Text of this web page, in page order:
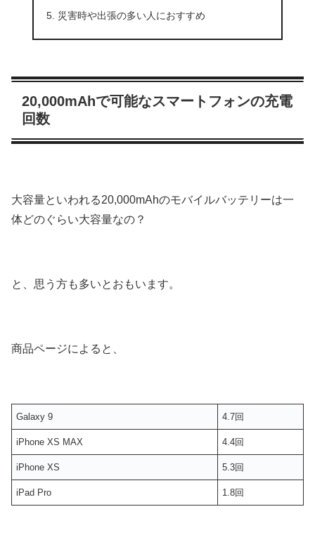
災害時や出張の多い人におすすめ
20,000mAhで可能なスマートフォンの充電
回数
大容量といわれる20,000mAhのモバイルバッテリーは一
体どのぐらい大容量なの？
と、思う方も多いとおもいます。
商品ページによると、
Galaxy 9 4.7回
iPhone XS MAX 4.4回
iPhone XS 5.3回
iPad Pro 1.8回